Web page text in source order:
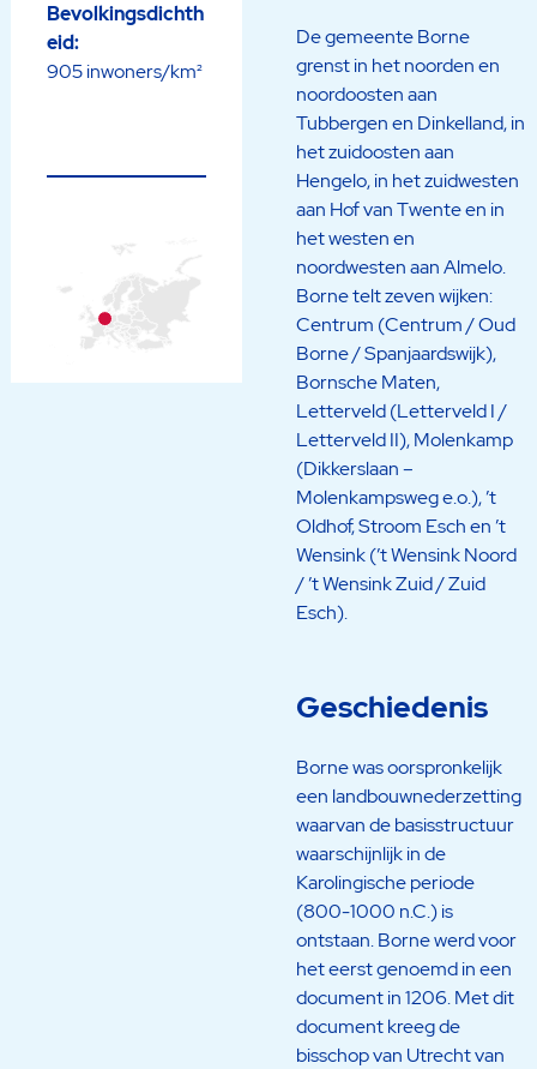
Bevolkingsdichth
eid:
905 inwoners/km²
De gemeente Borne
grenst in het noorden en
noordoosten aan
Tubbergen en Dinkelland, in
het zuidoosten aan
Hengelo, in het zuidwesten
aan Hof van Twente en in
het westen en
noordwesten aan Almelo.
Borne telt zeven wijken:
Centrum (Centrum / Oud
Borne / Spanjaardswijk),
Bornsche Maten,
Letterveld (Letterveld I /
Letterveld II), Molenkamp
(Dikkerslaan –
Molenkampsweg e.o.), ’t
Oldhof, Stroom Esch en ’t
Wensink (’t Wensink Noord
/ ’t Wensink Zuid / Zuid
Esch).
Geschiedenis
Borne was oorspronkelijk
een landbouwnederzetting
waarvan de basisstructuur
waarschijnlijk in de
Karolingische periode
(800-1000 n.C.) is
ontstaan. Borne werd voor
het eerst genoemd in een
document in 1206. Met dit
document kreeg de
bisschop van Utrecht van